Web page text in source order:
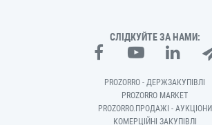
СЛІДКУЙТЕ ЗА НАМИ:
PROZORRO - ДЕРЖЗАКУПІВЛІ
PROZORRO MARKET
PROZORRO.ПРОДАЖІ - АУКЦІОНИ
КОМЕРЦІЙНІ ЗАКУПІВЛІ